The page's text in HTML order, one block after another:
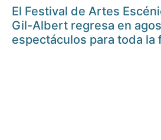
El Festival de Artes
Gil-Albert regresa en
espectáculos para toda la